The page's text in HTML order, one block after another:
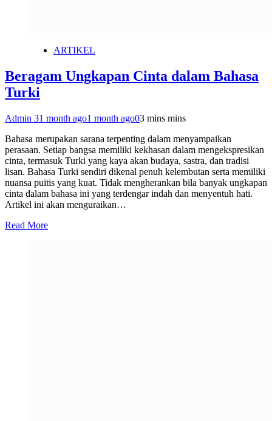
ARTIKEL
Beragam Ungkapan Cinta dalam Bahasa
Turki
Admin 31 month ago1 month ago03 mins mins
Bahasa merupakan sarana terpenting dalam menyampaikan
perasaan. Setiap bangsa memiliki kekhasan dalam mengekspresikan
cinta, termasuk Turki yang kaya akan budaya, sastra, dan tradisi
lisan. Bahasa Turki sendiri dikenal penuh kelembutan serta memiliki
nuansa puitis yang kuat. Tidak mengherankan bila banyak ungkapan
cinta dalam bahasa ini yang terdengar indah dan menyentuh hati.
Artikel ini akan menguraikan…
Read More